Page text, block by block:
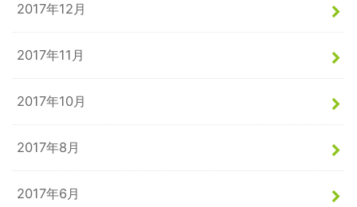
2017年12月
2017年11月
2017年10月
2017年8月
2017年6月